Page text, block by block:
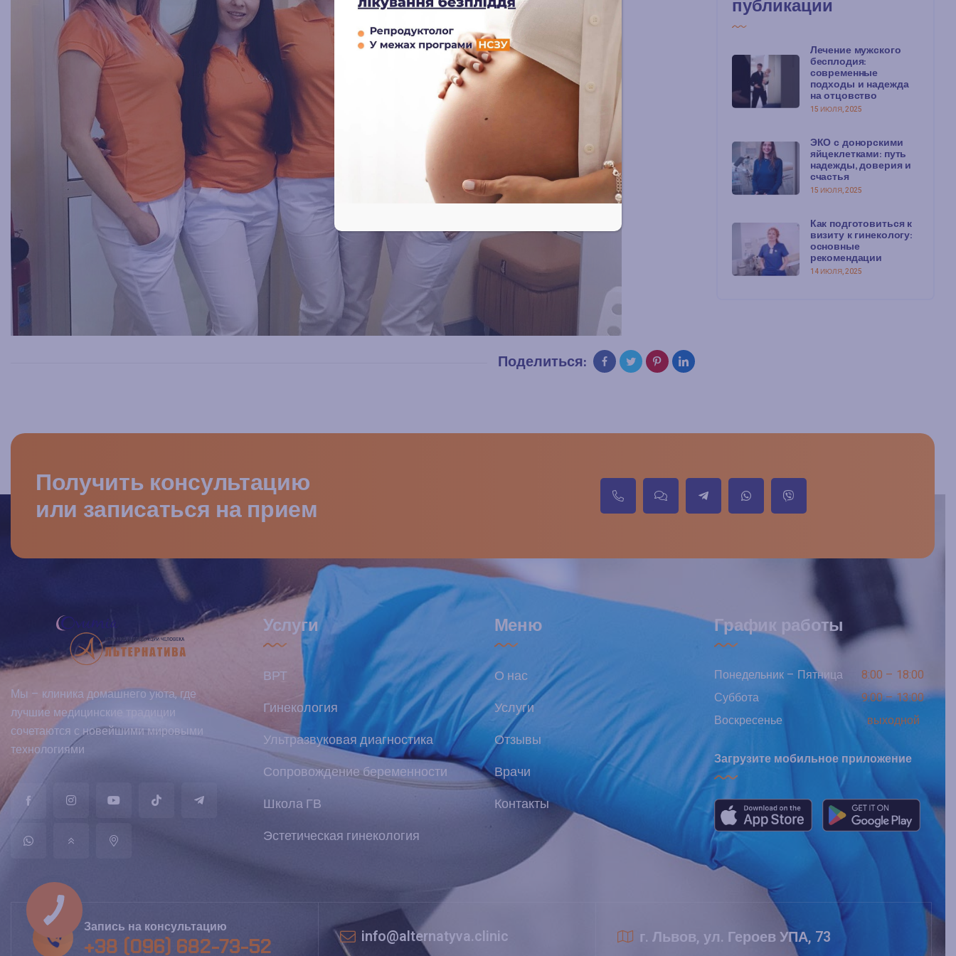
Поделиться:
публикации
Лечение мужского
бесплодия:
современные
подходы и надежда
на отцовство
15 ИЮЛЯ, 2025
ЭКО с донорскими
яйцеклетками: путь
надежды, доверия и
счастья
15 ИЮЛЯ, 2025
Как подготовиться к
визиту к гинекологу:
основные
рекомендации
14 ИЮЛЯ, 2025
Получить консультацию
или записаться на прием
Мы – клиника домашнего уюта, где
лучшие медицинские традиции
сочетаются с новейшими мировыми
технологиями
Услуги
ВРТ
Гинекология
Ультразвуковая диагностика
Сопровождение беременности
Школа ГВ
Эстетическая гинекология
Меню
О нас
Услуги
Отзывы
Врачи
Контакты
График работы
Понедельник – Пятница
8:00 – 18:00
Суббота
9:00 – 13:00
Воскресенье
выходной
Загрузите мобильное приложение
Запись на консультацию
+38 (096) 682-73-52 info@alternatyva.clinic г. Львов, ул. Героев УПА, 73
КНОПКА
ЗВ'ЯЗКУ